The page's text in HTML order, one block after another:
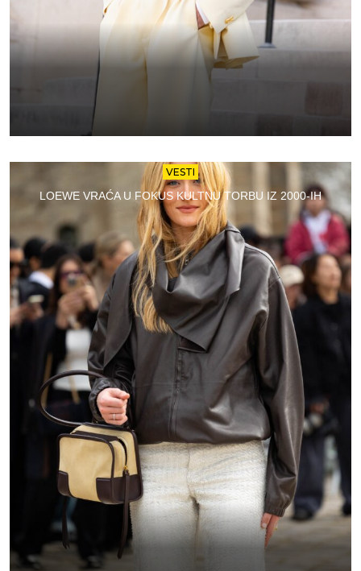
VESTI
LOEWE VRAĆA U FOKUS KULTNU TORBU IZ 2000-IH